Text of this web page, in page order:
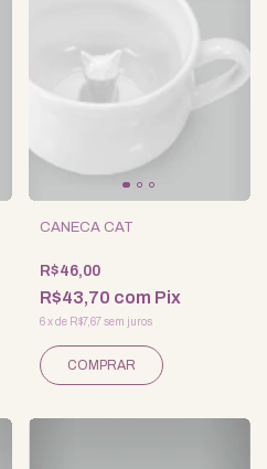
CANECA CAT
R$46,00
R$43,70 com Pix
6 xde R$7,67 sem juros